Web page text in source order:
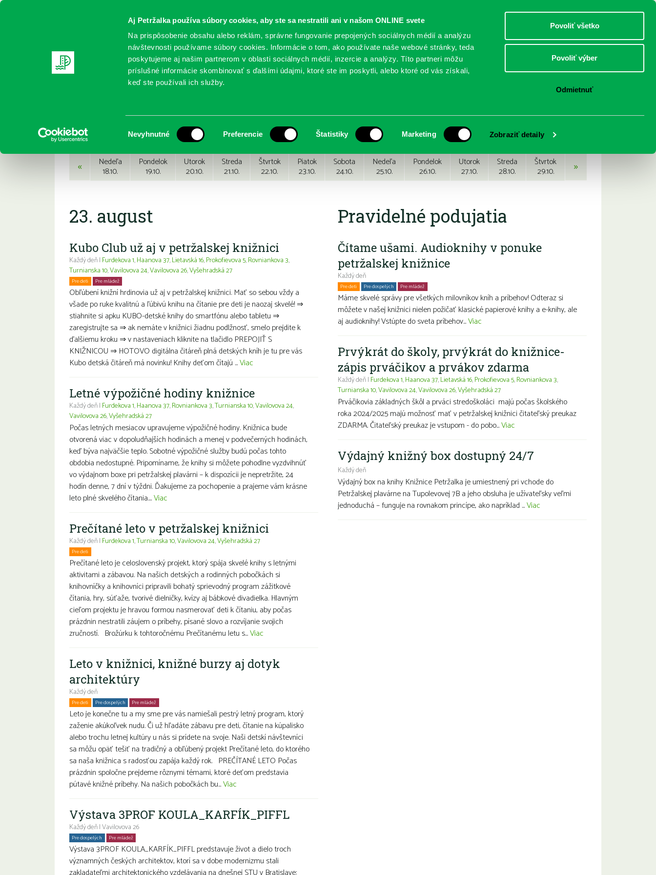
Aj Petržalka používa súbory cookies, aby ste sa nestratili ani v našom ONLINE svete
Na prispôsobenie obsahu alebo reklám, správne fungovanie prepojených sociálnych médií a analýzu
návštevnosti používame súbory cookies. Informácie o tom, ako používate naše webové stránky, teda
poskytujeme aj našim partnerom v oblasti sociálnych médií, inzercie a analýzy. Títo partneri môžu
príslušné informácie skombinovať s ďalšími údajmi, ktoré ste im poskytli, alebo ktoré od vás získali,
keď ste používali ich služby.
súhlasu
Nevyhnutné Preferencie Štatistiky Marketing Zobraziť detaily
Povoliť všetko
Povoliť výber
Odmietnuť
DOSPELÍ
REGISTRUJTE SA ONLINE KATALÓGY SLUŽBY PODUJATIA POBOČKY O KNIŽNICI
Podujatia
« Nedeľa
18.10.
Pondelok
19.10.
Utorok
20.10.
Streda
21.10.
Štvrtok
22.10.
Piatok
23.10.
Sobota
24.10.
Nedeľa
25.10.
Pondelok
26.10.
Utorok
27.10.
Streda
28.10.
Štvrtok
29.10. »
23. august
Kubo Club už aj v petržalskej knižnici
Každý deň | Furdekova 1,Haanova 37,Lietavská 16,Prokofievova 5,Rovniankova 3,
Turnianska 10,Vavilovova 24,Vavilovova 26,Vyšehradská 27
Pre deti Pre mládež
Obľúbení knižní hrdinovia už aj v petržalskej knižnici. Mať so sebou vždy a
všade po ruke kvalitnú a ľúbivú knihu na čítanie pre deti je naozaj skvelé! ⇒
stiahnite si apku KUBO-detské knihy do smartfónu alebo tabletu ⇒
zaregistrujte sa ⇒ ak nemáte v knižnici žiadnu podlžnosť, smelo prejdite k
ďalšiemu kroku ⇒ v nastaveniach kliknite na tlačidlo PREPOJIŤ S
KNIŽNICOU ⇒ HOTOVO digitálna čitáreň plná detských kníh je tu pre vás
Kubo detská čitáreň má novinku! Knihy deťom čítajú ...Viac
Letné výpožičné hodiny knižnice
Každý deň | Furdekova 1,Haanova 37,Rovniankova 3,Turnianska 10,Vavilovova 24,
Vavilovova 26,Vyšehradská 27
Počas letných mesiacov upravujeme výpožičné hodiny. Knižnica bude
otvorená viac v dopoludňajších hodinách a menej v podvečerných hodinách,
keď býva najväčšie teplo. Sobotné výpožičné služby budú počas tohto
obdobia nedostupné. Pripomíname, že knihy si môžete pohodlne vyzdvihnúť
vo výdajnom boxe pri petržalskej plavárni – k dispozícii je nepretržite, 24
hodín denne, 7 dní v týždni. Ďakujeme za pochopenie a prajeme vám krásne
leto plné skvelého čítania....Viac
Prečítané leto v petržalskej knižnici
Každý deň | Furdekova 1,Turnianska 10,Vavilovova 24,Vyšehradská 27
Pre deti
Prečítané leto je celoslovenský projekt, ktorý spája skvelé knihy s letnými
aktivitami a zábavou. Na našich detských a rodinných pobočkách si
knihovníčky a knihovníci pripravili bohatý sprievodný program zážitkové
čítania, hry, súťaže, tvorivé dielničky, kvízy aj bábkové divadielka. Hlavným
cieľom projektu je hravou formou nasmerovať deti k čítaniu, aby počas
prázdnin nestratili záujem o príbehy, písané slovo a rozvíjanie svojich
zručností. Brožúrku k tohtoročnému Prečítanému letu s...Viac
Leto v knižnici, knižné burzy aj dotyk
architektúry
Každý deň
Pre deti Pre dospelých Pre mládež
Leto je konečne tu a my sme pre vás namiešali pestrý letný program, ktorý
zaženie akúkoľvek nudu. Či už hľadáte zábavu pre deti, čítanie na kúpalisko
alebo trochu letnej kultúry u nás si prídete na svoje. Naši detskí návštevníci
sa môžu opäť tešiť na tradičný a obľúbený projekt Prečítané leto, do ktorého
sa naša knižnica s radosťou zapája každý rok. PREČÍTANÉ LETO Počas
prázdnin spoločne prejdeme rôznymi témami, ktoré deťom predstavia
pútavé knižné príbehy. Na našich pobočkách bu...Viac
Výstava 3PROF KOULA_KARFÍK_PIFFL
Každý deň | Vavilovova 26
Pre dospelých Pre mládež
Výstava 3PROF KOULA_KARFÍK_PIFFL predstavuje život a dielo troch
významných českých architektov, ktorí sa v dobe modernizmu stali
Pravidelné podujatia
Čítame ušami. Audioknihy v ponuke
petržalskej knižnice
Každý deň
Pre deti Pre dospelých Pre mládež
Máme skvelé správy pre všetkých milovníkov kníh a príbehov! Odteraz si
môžete v našej knižnici nielen požičať klasické papierové knihy a e-knihy, ale
aj audioknihy! Vstúpte do sveta príbehov...Viac
Prvýkrát do školy, prvýkrát do knižnice-
zápis prváčikov a prvákov zdarma
Každý deň | Furdekova 1,Haanova 37,Lietavská 16,Prokofievova 5,Rovniankova 3,
Turnianska 10,Vavilovova 24,Vavilovova 26,Vyšehradská 27
Prváčikovia základných škôl a prváci stredoškoláci majú počas školského
roka 2024/2025 majú možnosť mať v petržalskej knižnici čitateľský preukaz
ZDARMA. Čitateľský preukaz je vstupom - do pobo...Viac
Výdajný knižný box dostupný 24/7
Každý deň
Výdajný box na knihy Knižnice Petržalka je umiestnený pri vchode do
Petržalskej plavárne na Tupolevovej 7B a jeho obsluha je užívateľsky veľmi
jednoduchá – funguje na rovnakom princípe, ako napríklad ...Viac